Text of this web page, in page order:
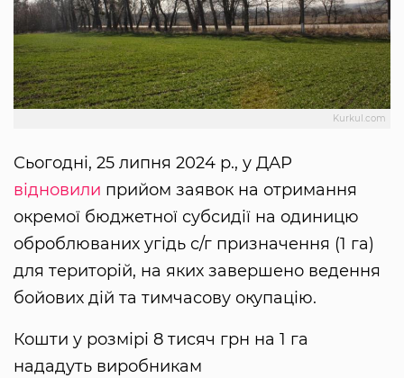
Kurkul.com
Сьогодні, 25 липня 2024 р., у ДАР
відновили прийом заявок на отримання
окремої бюджетної субсидії на одиницю
оброблюваних угідь с/г призначення (1 га)
для територій, на яких завершено ведення
бойових дій та тимчасову окупацію.
Кошти у розмірі 8 тисяч грн на 1 га
нададуть виробникам